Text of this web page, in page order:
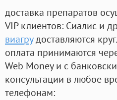
доставка препаратов
VIP клиентов: Сиалис и
виагрудоставляются
оплата принимаются
Web Money и с
консультации в любое
телефонам: